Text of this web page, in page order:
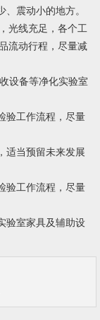
震动小的地方。
光线充足，各个工
流动行程，尽量减
设备等净化实验室
验工作流程，尽量
适当预留未来发展
验工作流程，尽量
验室家具及辅助设